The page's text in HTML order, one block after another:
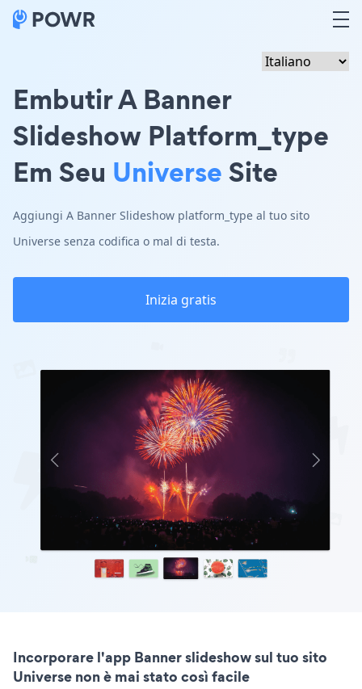
Embutir A Banner
Slideshow Platform_type
Em Seu UniverseSite
Aggiungi A Banner Slideshow platform_type al tuo sito
Universe senza codifica o mal di testa.
Inizia gratis
Incorporare l'app Banner slideshow sul tuo sito
Universe non è mai stato così facile